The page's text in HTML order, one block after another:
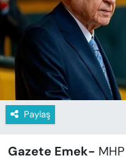
Paylaş
Gazete Emek-
SPOR
KÜLTÜR-SANAT
MAGAZİN
ÖZEL HABER
YAZAR KÖŞESİ